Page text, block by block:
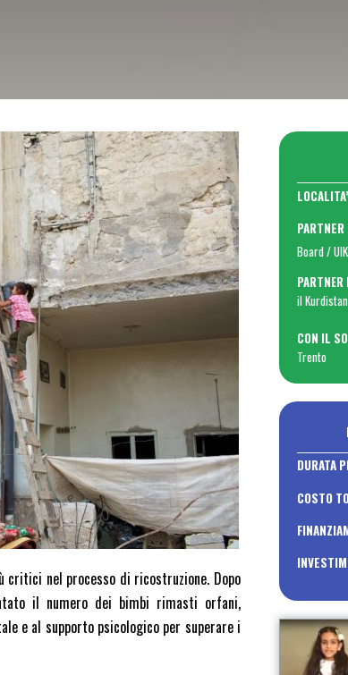
nel processo di ricostruzione. Dopo
il numero dei bimbi rimasti orfani,
e al supporto psicologico per superare i
Board /
il
CON IL
Trento
DURATA
COSTO